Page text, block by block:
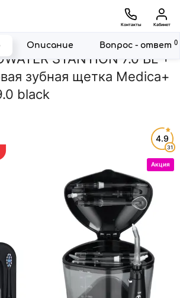
Контакты Кабинет
Набор стационарного ирригатора
ирригатора
STANTION 7.0 BL +
зубная щетка Medica+
black
Описание Вопрос - ответ 0
4.9
31
Акция